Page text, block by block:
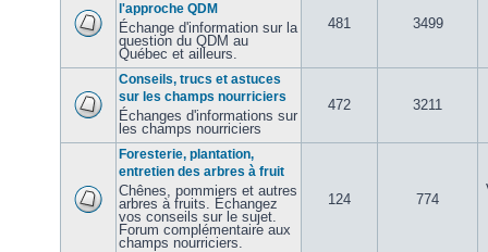
l'approche QDM
Échange d'information sur la
question du QDM au
Québec et ailleurs.
481 3499
Conseils, trucs et astuces
sur les champs nourriciers
Échanges d'informations sur
les champs nourriciers
472 3211
Foresterie, plantation,
entretien des arbres à fruit
Chênes, pommiers et autres
arbres à fruits. Échangez
vos conseils sur le sujet.
Forum complémentaire aux
champs nourriciers.
124 774